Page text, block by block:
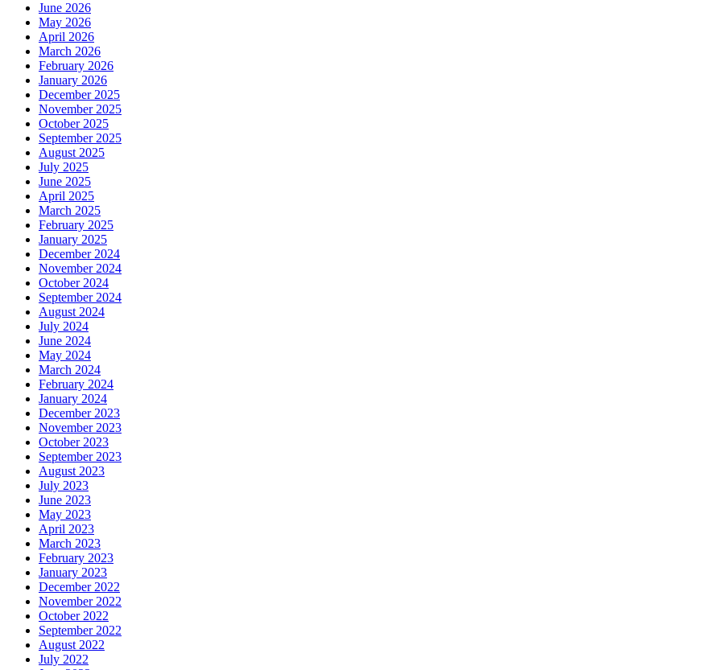
June 2026
May 2026
April 2026
March 2026
February 2026
January 2026
December 2025
November 2025
October 2025
September 2025
August 2025
July 2025
June 2025
April 2025
March 2025
February 2025
January 2025
December 2024
November 2024
October 2024
September 2024
August 2024
July 2024
June 2024
May 2024
March 2024
February 2024
January 2024
December 2023
November 2023
October 2023
September 2023
August 2023
July 2023
June 2023
May 2023
April 2023
March 2023
February 2023
January 2023
December 2022
November 2022
October 2022
September 2022
August 2022
July 2022